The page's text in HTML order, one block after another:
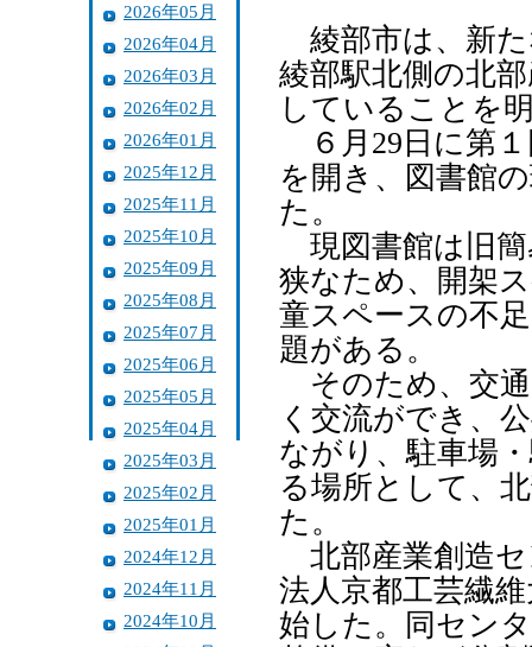
2026年05月
2026年04月
2026年03月
2026年02月
2026年01月
2025年12月
2025年11月
2025年10月
2025年09月
2025年08月
2025年07月
2025年06月
2025年05月
2025年04月
2025年03月
2025年02月
2025年01月
2024年12月
2024年11月
2024年10月
綾部市は、新た
綾部駅北側の北
していることを
６月29日に第１
を開き、図書館
た。
現図書館は旧簡
狭なため、開架
童スペースの不
題がある。
そのため、交
く交流ができ、
ながり、駐車場
る場所として、
た。
北部産業創造セ
法人京都工芸繊
始した。同セン